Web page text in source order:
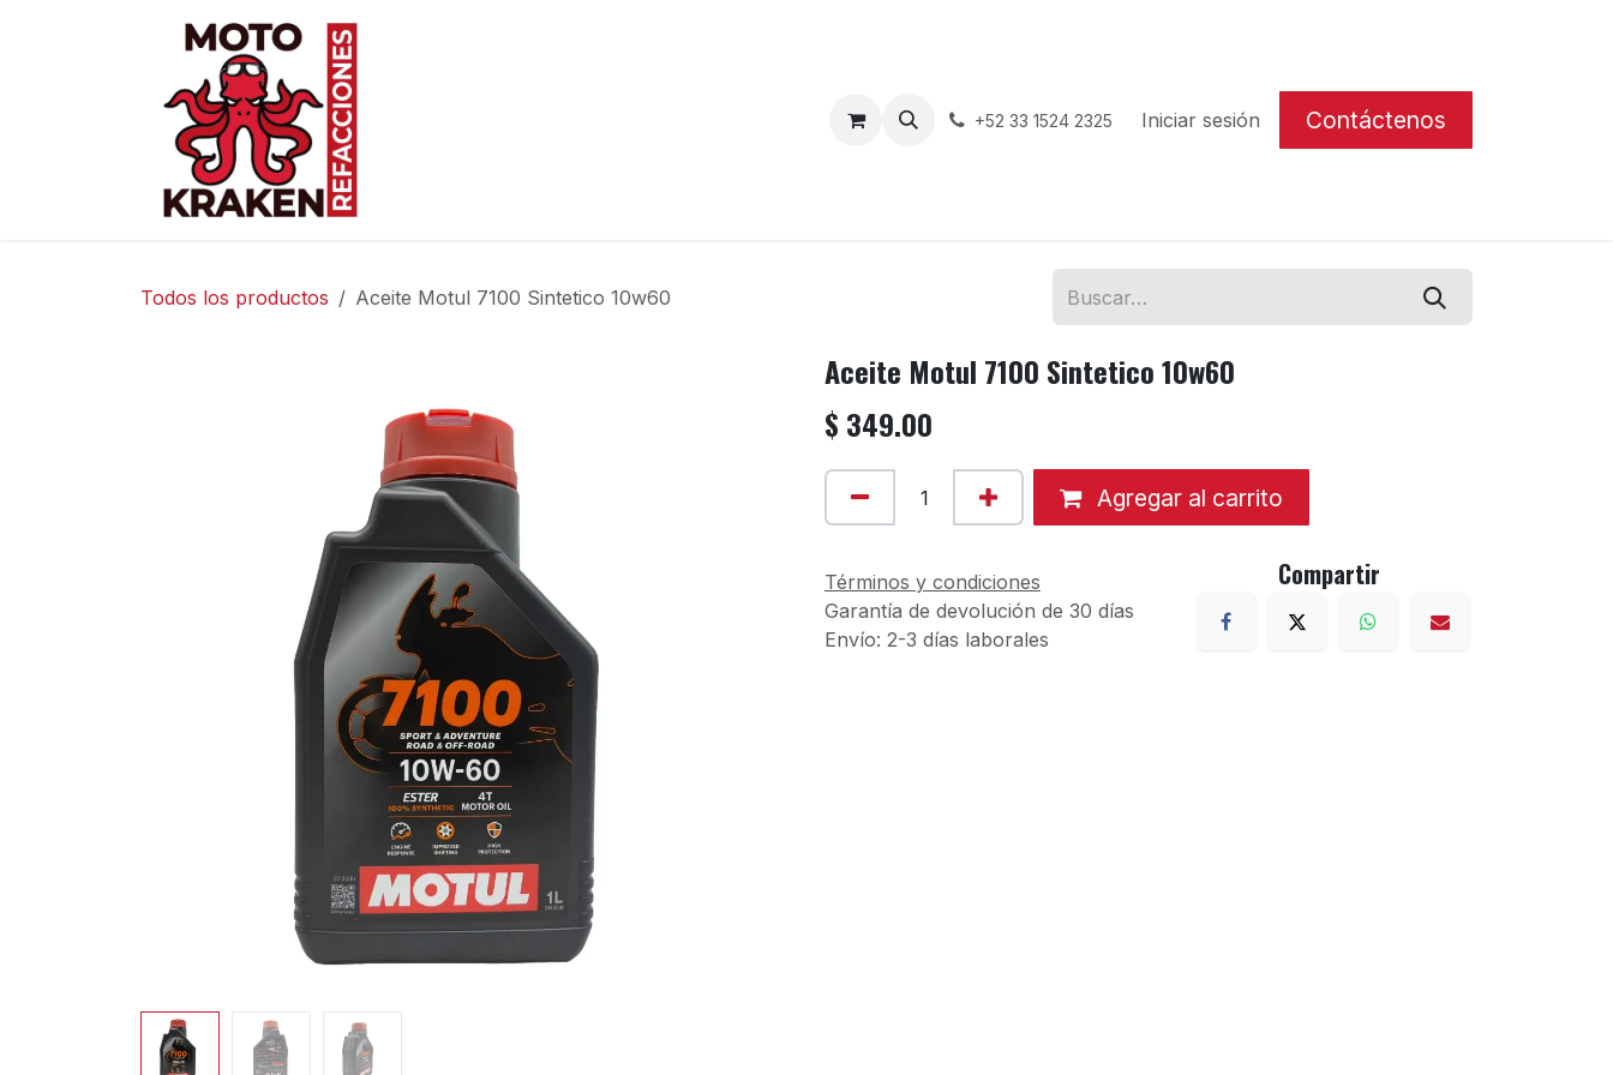
Contáctenos+52 33 1524 2325 Iniciar sesión Contáctenos
Todos los productos Aceite Motul 7100 Sintetico 10w60
Aceite Motul 7100 Sintetico 10w60
$ 349.00
Agregar al carrito
Términos y condiciones
Garantía de devolución de 30 días
Envío: 2-3 días laborales
Compartir